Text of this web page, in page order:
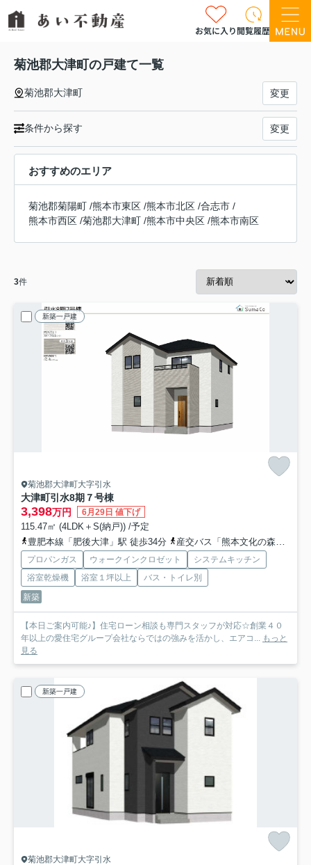
お気に入り閲覧履歴
菊池郡大津町の戸建て一覧
菊池郡大津町 変更
条件から探す 変更
おすすめのエリア
菊池郡菊陽町 /熊本市東区 /熊本市北区 /合志市 /
熊本市西区 /菊池郡大津町 /熊本市中央区 /熊本市南区
3件
新築一戸建
菊池郡大津町大字引水
大津町引水8期 ７号棟
3,398万円 6月29日 値下げ
115.47㎡ (4LDK＋S(納戸)) /予定
豊肥本線「肥後大津」駅 徒歩34分
産交バス「熊本文化の森」バス停下車 徒歩5分
プロパンガス ウォークインクロゼット
システムキッチン
浴室乾燥機
浴室１坪以上
バス・トイレ別
新築
【本日ご案内可能♪】住宅ローン相談も専門スタッフが対応☆創業４０
年以上の愛住宅グループ会社ならではの強みを活かし、エアコ...
もっと
見る
新築一戸建
菊池郡大津町大字引水